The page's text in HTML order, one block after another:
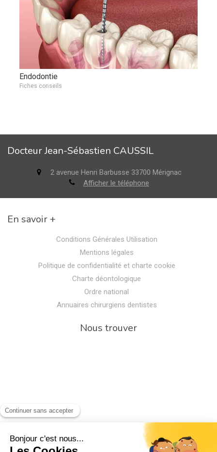
Endodontie
Fiches conseils
Docteur Jean-Sébastien CAUSSIL
2 avenue Henri Barbusse 33700 Mérignac
Afficher le téléphone
En savoir +
Conditions Générales Utilisation
Mentions légales
Politique de confidentialité et charte cookie
Charte déontologique
Ordre national
Annuaires chirurgiens dentistes
Nous trouver